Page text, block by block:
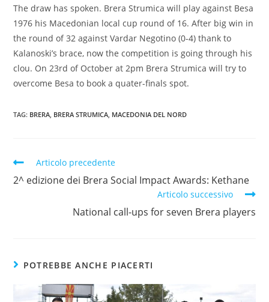
The draw has spoken. Brera Strumica will play against Besa
1976 his Macedonian local cup round of 16. After big win in
the round of 32 against Vardar Negotino (0-4) thank to
Kalanoski’s brace, now the competition is going through his
clou. On 23rd of October at 2pm Brera Strumica will try to
overcome Besa to book a quater-finals spot.
TAG: BRERA BRERA STRUMICA MACEDONIA DEL NORD
Articolo precedente
2^ edizione dei Brera Social Impact Awards: Kethane
Articolo successivo
National call-ups for seven Brera players
POTREBBE ANCHE PIACERTI